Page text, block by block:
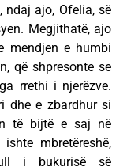
ajo, Ofelia, së
Megjithatë, ajo
mendjen e humbi
që shpresonte se
rrethi i njerëzve.
dhe e zbardhur si
të bijtë e saj në
mbretëreshë,
i bukurisë së